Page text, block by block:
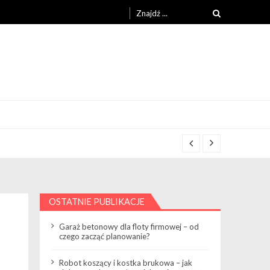
for:
OSTATNIE PUBLIKACJE
Garaż betonowy dla floty firmowej – od
czego zacząć planowanie?
Robot koszący i kostka brukowa – jak